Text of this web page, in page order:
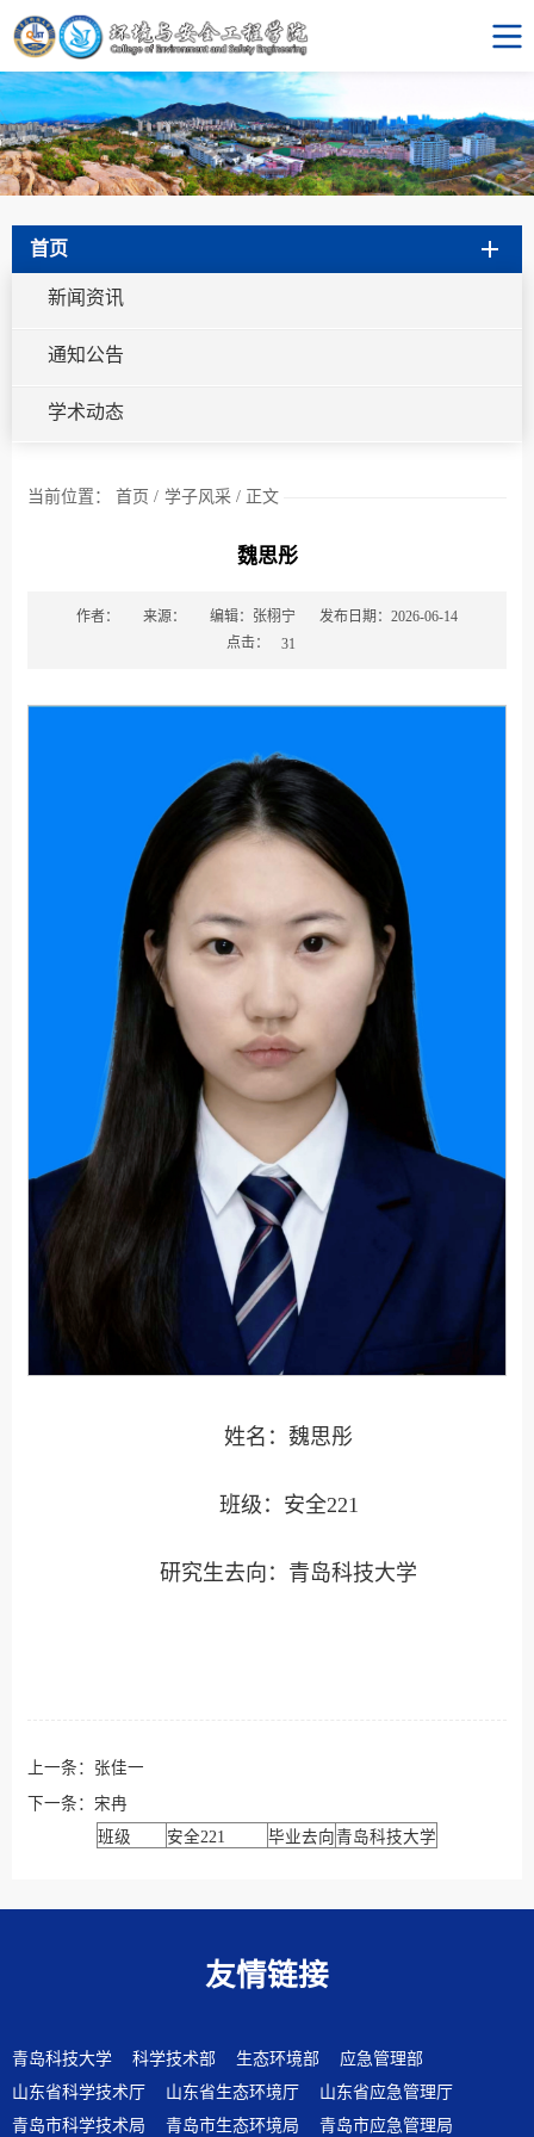
首页
新闻资讯
通知公告
学术动态
当前位置： 首页 / 学子风采 / 正文
魏思彤
作者： 来源： 编辑：张栩宁
发布日期：2026-06-14
点击：
31
姓名：魏思彤
班级：安全221
研究生去向：青岛科技大学
上一条： 张佳一
下一条： 宋冉
班级
安全221 毕业去向青岛科技大学
友情链接
青岛科技大学 科学技术部 生态环境部
应急管理部
山东省科学技术厅
山东省生态环境厅
山东省应急管理厅
青岛市科学技术局
青岛市生态环境局 青岛市应急管理局